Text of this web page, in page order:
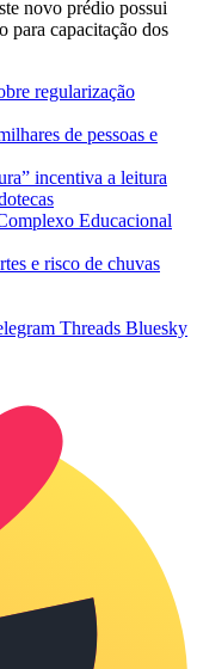
novo prédio possui
para capacitação dos
regularização
de pessoas e
incentiva a leitura
Educacional
e risco de chuvas
Threads Bluesky